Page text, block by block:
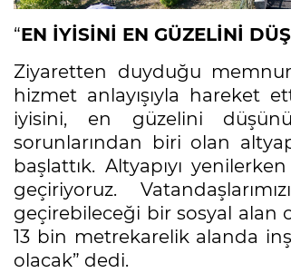
“EN İYİSİNİ EN GÜZELİNİ
Ziyaretten duyduğu
hizmet anlayışıyla hareket
iyisini, en güzelini
sorunlarından biri olan
başlattık. Altyapıyı
geçiriyoruz.
geçirebileceği bir sosyal alan
13 bin metrekarelik alanda
olacak” dedi.